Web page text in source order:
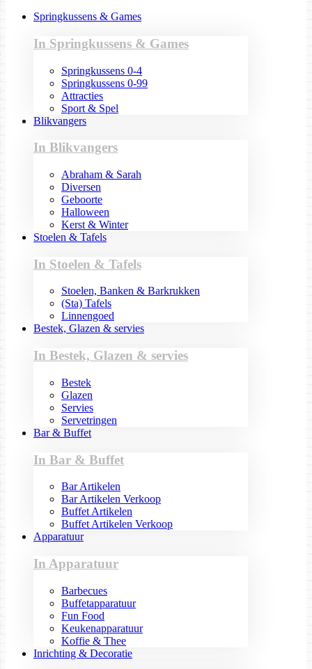
Springkussens & Games
In Springkussens & Games
Springkussens 0-4
Springkussens 0-99
Attracties
Sport & Spel
Blikvangers
In Blikvangers
Abraham & Sarah
Diversen
Geboorte
Halloween
Kerst & Winter
Stoelen & Tafels
In Stoelen & Tafels
Stoelen, Banken & Barkrukken
(Sta) Tafels
Linnengoed
Bestek, Glazen & servies
In Bestek, Glazen & servies
Bestek
Glazen
Servies
Servetringen
Bar & Buffet
In Bar & Buffet
Bar Artikelen
Bar Artikelen Verkoop
Buffet Artikelen
Buffet Artikelen Verkoop
Apparatuur
In Apparatuur
Barbecues
Buffetapparatuur
Fun Food
Keukenapparatuur
Koffie & Thee
Inrichting & Decoratie